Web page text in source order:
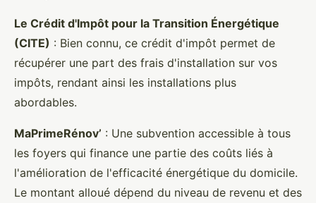
Le Crédit d'Impôt pour la Transition Énergétique
(CITE) : Bien connu, ce crédit d'impôt permet de
récupérer une part des frais d'installation sur vos
impôts, rendant ainsi les installations plus
abordables.
MaPrimeRénov’ : Une subvention accessible à tous
les foyers qui finance une partie des coûts liés à
l'amélioration de l'efficacité énergétique du domicile.
Le montant alloué dépend du niveau de revenu et des